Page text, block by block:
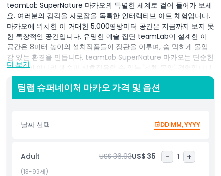
teamLab SuperNature 마카오의 특별한 세계로 걸어 들어가 보세
요. 여러분의 감각을 사로잡을 독특한 인터랙티브 아트 체험입니다.
마카오에 위치한 이 거대한 5,000평방미터 공간은 지금까지 보지 못
한 독창적인 공간입니다. 유명한 예술 집단 teamLab이 설계한 이
공간은 8미터 높이의 설치작품들이 장관을 이루며, 숨 막히게 몰입
감 있는 환경을 만듭니다. teamLab SuperNature 마카오는 단순한
박물관이 아니라 예술과 상호작용할 수 있는 '신체 몰입' 경험입니다.
다양한 높이와 역동적인 전시물들이 인간, 자연, 그리고 우리 주변 세
계 간의 연결 고리를 탐험하게 합니다. 각 예술작품은 여러분의 인식
을 도전하며 경이로움을 선사하도록 설계되었습니다. 모든 연령에
우러진 잊을 수 없는 목적지입니다. 혁신적인 예술을 좋아하거나 특
별한 경험을 원하신다면, 마카오에서 꼭 방문해야 할 명소입니다.
오늘 teamLab SuperNature 마카오 방문 계획을 세우고 예술과 자
연이 조화롭게 어우러진 세계에 몰입해 보세요.
더 보기
팀랩 슈퍼네이처 마카오 가격 및 옵션
날짜 선택 DD MM, YYYY
Adult US$ 36.93US$ 35 - 1 +
(13-99세)